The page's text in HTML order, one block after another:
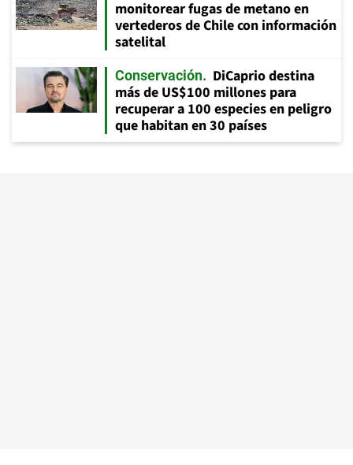
monitorear fugas de metano en
vertederos de Chile con información
satelital
Conservación
DiCaprio destina
más de US$100 millones para
recuperar a 100 especies en peligro
que habitan en 30 países